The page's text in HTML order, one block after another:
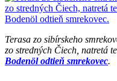
Terasa zo sibírskeho
zo stredných Čiech, natretá
Bodenöl odtieň smrekovec.